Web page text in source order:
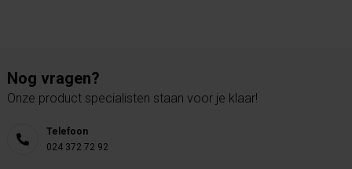
Nog vragen?
Onze product specialisten staan voor je klaar!
Telefoon
024 372 72 92